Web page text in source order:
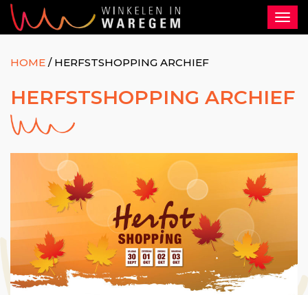
HOME / HERFSTSHOPPING ARCHIEF
HERFSTSHOPPING ARCHIEF